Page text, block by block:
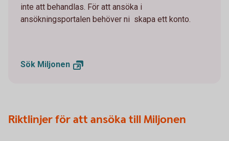
inte att behandlas. För att ansöka i
ansökningsportalen behöver ni skapa ett konto.
Sök Miljonen
Riktlinjer för att ansöka till Miljonen